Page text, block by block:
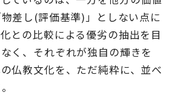
差し (評価基準)」としない点に
との比較による優劣の抽出を目
く、それぞれが独自の輝きを
仏教文化を、ただ純粋に、並べ